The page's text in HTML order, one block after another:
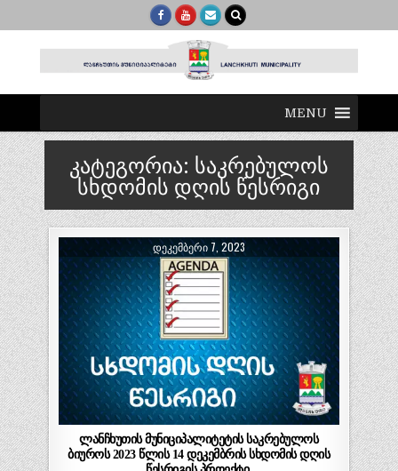
MENU
კატეგორია: საკრებულოს
სხდომის დღის წესრიგი
ᲓᲔᲙᲔᲛᲑᲔᲠᲘ 7, 2023
ლანჩხუთის მუნიციპალიტეტის საკრებულოს
ბიუროს 2023 წლის 14 დეკემბრის სხდომის დღის